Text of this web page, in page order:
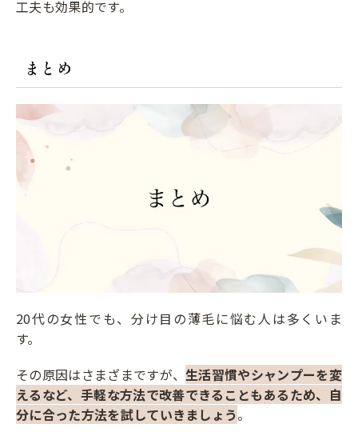
工夫も効果的です。
まとめ
20代の女性でも、分け目の薄毛に悩む人は多くいま
す。
その原因はさまざまですが、生活習慣やシャンプーを変
えるなど、手軽な方法で改善できることもあるため、自
分に合った方法を試していきましょう。